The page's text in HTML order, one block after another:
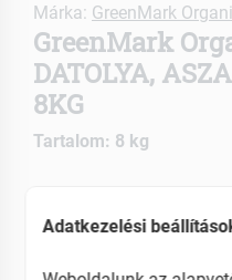
Márka: GreenMark
GreenMark
DATOLYA,
8KG
Tartalom: 8 kg
Adatkezelési